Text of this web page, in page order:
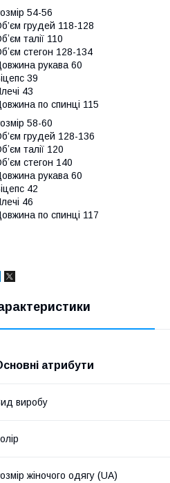
54-56
грудей 118-128
талії 110
стегон 128-134
рукава 60
39
43
по спинці 115
58-60
грудей 128-136
талії 120
стегон 140
рукава 60
42
46
по спинці 117
атрибути
виробу
жіночого одягу (UA)